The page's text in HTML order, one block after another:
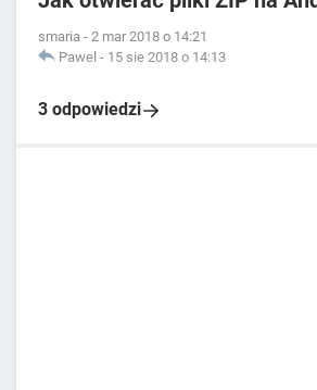
smaria - 2 mar 2018 o 14:21
Pawel - 15 sie 2018 o 14:13
3 odpowiedzi